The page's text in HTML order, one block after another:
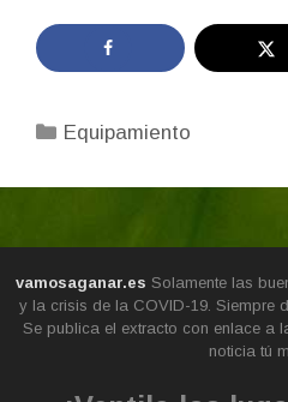
Categorías
Equipamiento
vamosaganar.es Solamente las
y la crisis de la COVID-19. Siempre
Se publica el extracto con enlace a
noticia tú